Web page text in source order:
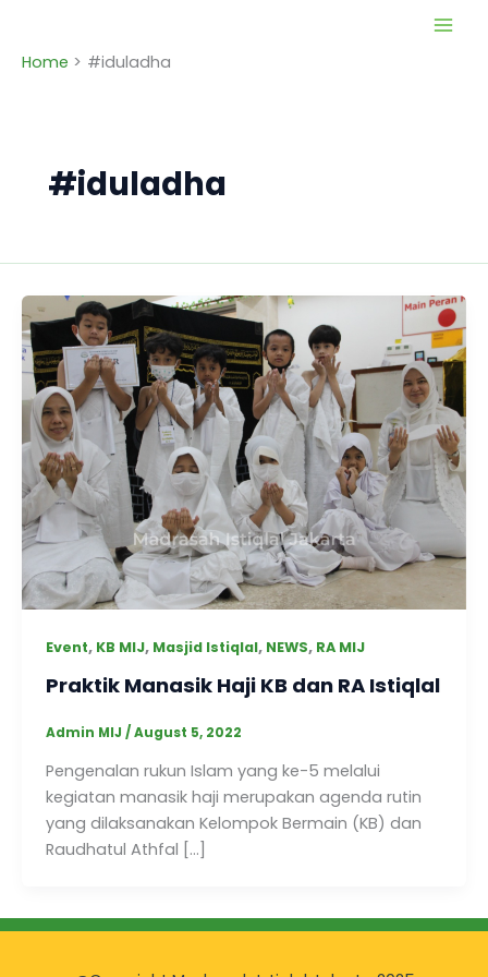
content
Home #iduladha
#iduladha
Event, KB MIJ, Masjid Istiqlal, NEWS, RA MIJ
Praktik Manasik Haji KB dan RA Istiqlal
Admin MIJ /August 5, 2022
Pengenalan rukun Islam yang ke-5 melalui
kegiatan manasik haji merupakan agenda rutin
yang dilaksanakan Kelompok Bermain (KB) dan
Raudhatul Athfal […]